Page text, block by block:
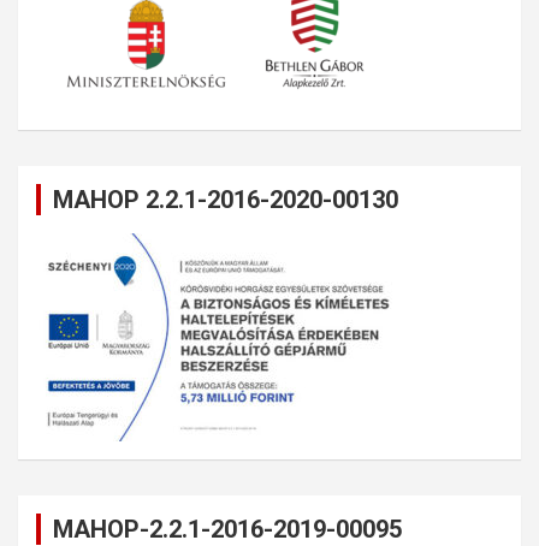
MAHOP 2.2.1-2016-2020-00130
MAHOP-2.2.1-2016-2019-00095